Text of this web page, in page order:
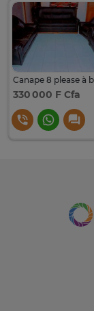
330 000 F Cfa